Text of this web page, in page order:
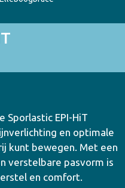
Sporlastic EPI-HiT
en optimale
kunt bewegen. Met een
verstelbare pasvorm is
en comfort.